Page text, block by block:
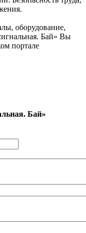
оборудование,
Бай» Вы
портале
Бай»